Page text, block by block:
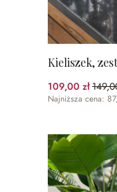
Kieliszek,
109,00 zł
Najniższa cena: